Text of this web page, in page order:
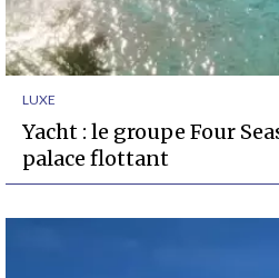
LUXE
Yacht : le groupe Four
palace flottant